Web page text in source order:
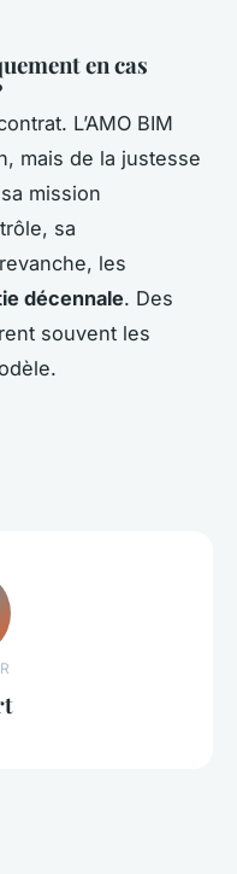
en cas
L’AMO BIM
mais de la justesse
mission
sa
les
décennale. Des
souvent les